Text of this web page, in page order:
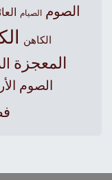
الصوم الصيام العائلة
الكاهن
المعجزة
الصوم